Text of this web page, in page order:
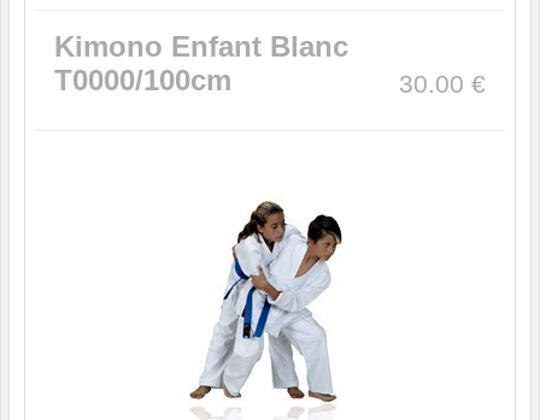
Kimono Enfant Blanc
T0000/100cm
30.00 €